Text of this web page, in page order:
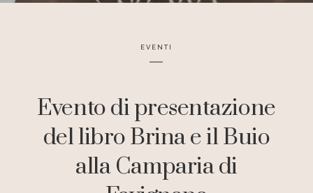
EVENTI
Evento di presentazione
del libro Brina e il Buio
alla Camparia di